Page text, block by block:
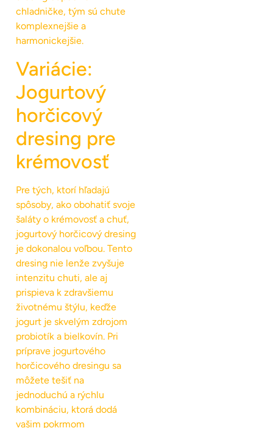
chladničke, tým sú chute
komplexnejšie a
harmonickejšie.
Variácie:
Jogurtový
horčicový
dresing pre
krémovosť
Pre tých, ktorí hľadajú
spôsoby, ako obohatiť svoje
šaláty o krémovosť a chuť,
jogurtový horčicový dresing
je dokonalou voľbou. Tento
dresing nie lenže zvyšuje
intenzitu chuti, ale aj
prispieva k zdravšiemu
životnému štýlu, keďže
jogurt je skvelým zdrojom
probiotík a bielkovín. Pri
príprave jogurtového
horčicového dresingu sa
môžete tešiť na
jednoduchú a rýchlu
kombináciu, ktorá dodá
vašim pokrmom